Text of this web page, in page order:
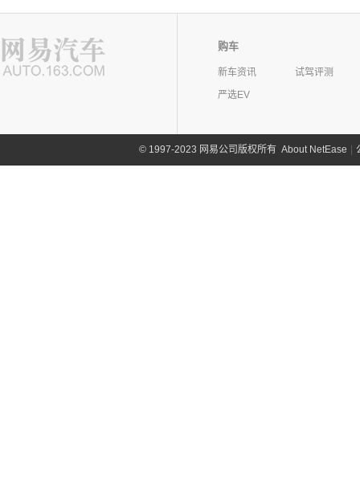
购车
新车资讯
试驾评测
严选EV
©1997-2023 网易公司版权所有 About NetEase